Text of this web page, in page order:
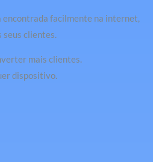
encontrada facilmente na internet,
seus clientes.
mais clientes.
dispositivo.